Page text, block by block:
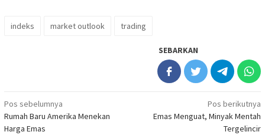
indeks market outlook trading
SEBARKAN
Navigasi
pos
Pos sebelumnya
Rumah Baru Amerika Menekan
Harga Emas
Pos berikutnya
Emas Menguat, Minyak Mentah
Tergelincir